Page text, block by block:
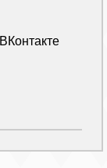
ВКонтакте